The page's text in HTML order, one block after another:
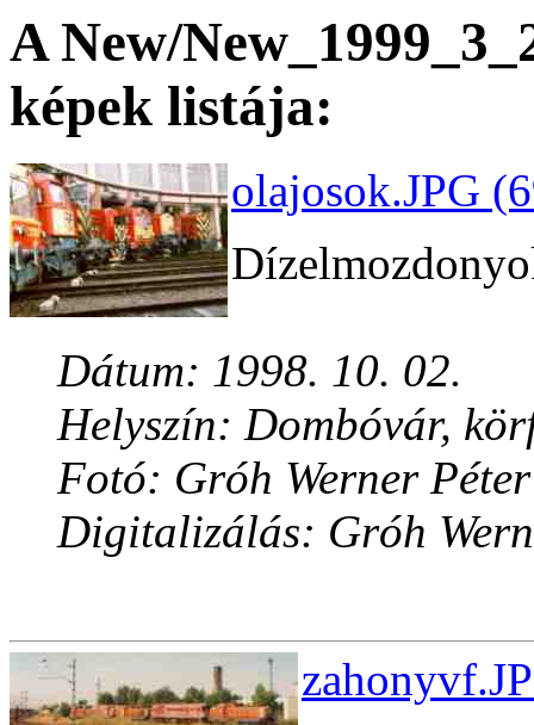
A New/
képek listája:
olajosok.JPG
Dátum: 1998. 10. 02.
Helyszín: Dombóvár,
Fotó: Gróh Werner Péter
Digitalizálás: Gróh